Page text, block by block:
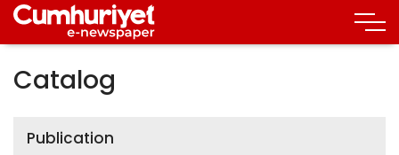
Catalog
Publication